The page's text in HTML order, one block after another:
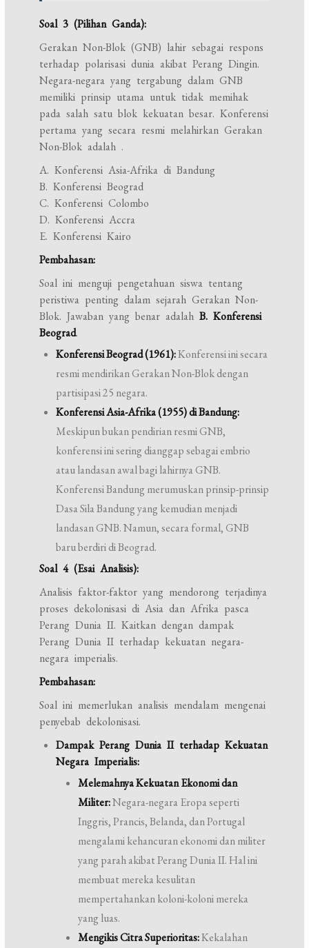
Soal 3 (Pilihan Ganda):
Gerakan Non-Blok (GNB) lahir sebagai respons
terhadap polarisasi dunia akibat Perang Dingin.
Negara-negara yang tergabung dalam GNB
memiliki prinsip utama untuk tidak memihak
pada salah satu blok kekuatan besar. Konferensi
pertama yang secara resmi melahirkan Gerakan
Non-Blok adalah .
A. Konferensi Asia-Afrika di Bandung
B. Konferensi Beograd
C. Konferensi Colombo
D. Konferensi Accra
E. Konferensi Kairo
Pembahasan:
Soal ini menguji pengetahuan siswa tentang
peristiwa penting dalam sejarah Gerakan Non-
Blok. Jawaban yang benar adalahB. Konferensi
Beograd.
Konferensi Beograd (1961):Konferensi ini secara
resmi mendirikan Gerakan Non-Blok dengan
partisipasi 25 negara.
Konferensi Asia-Afrika (1955) di Bandung:
Meskipun bukan pendirian resmi GNB,
konferensi ini sering dianggap sebagai embrio
atau landasan awal bagi lahirnya GNB.
Konferensi Bandung merumuskan prinsip-prinsip
Dasa Sila Bandung yang kemudian menjadi
landasan GNB. Namun, secara formal, GNB
baru berdiri di Beograd.
Soal 4 (Esai Analisis):
Analisis faktor-faktor yang mendorong terjadinya
proses dekolonisasi di Asia dan Afrika pasca
Perang Dunia II. Kaitkan dengan dampak
Perang Dunia II terhadap kekuatan negara-
negara imperialis.
Pembahasan:
Soal ini memerlukan analisis mendalam mengenai
penyebab dekolonisasi.
Dampak Perang Dunia II terhadap Kekuatan
Negara Imperialis:
Melemahnya Kekuatan Ekonomi dan
Militer:Negara-negara Eropa seperti
Inggris, Prancis, Belanda, dan Portugal
mengalami kehancuran ekonomi dan militer
yang parah akibat Perang Dunia II. Hal ini
membuat mereka kesulitan
mempertahankan koloni-koloni mereka
yang luas.
Mengikis Citra Superioritas:Kekalahan